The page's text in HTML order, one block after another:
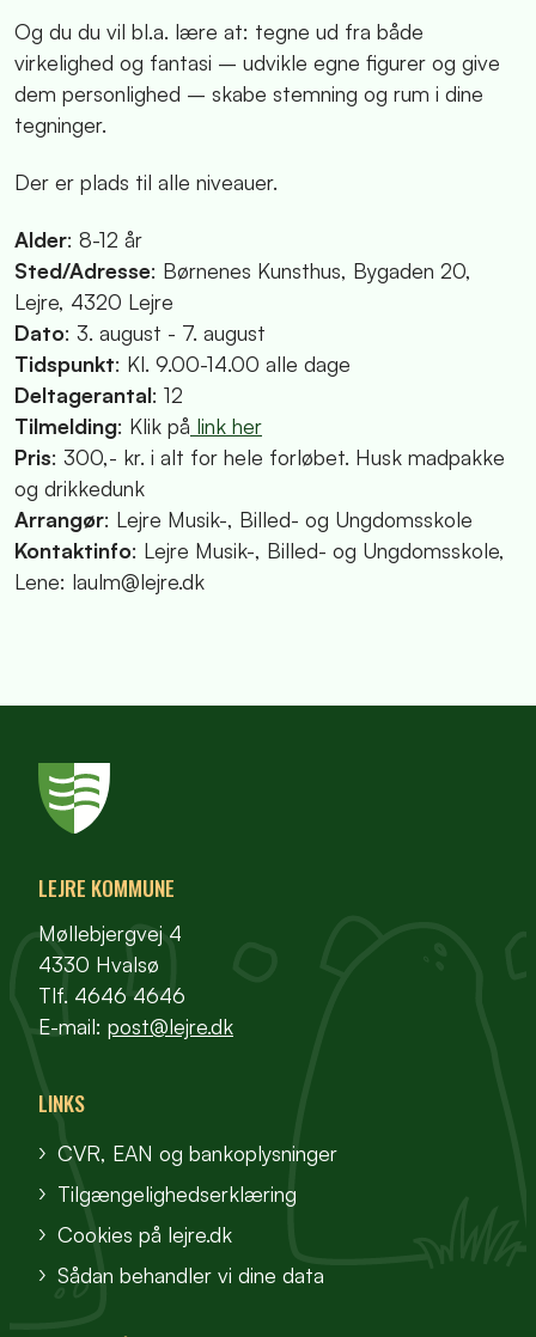
Og du du vil bl.a. lære at: tegne ud fra både
virkelighed og fantasi – udvikle egne figurer og give
dem personlighed – skabe stemning og rum i dine
tegninger.
Der er plads til alle niveauer.
Alder: 8-12 år
Sted/Adresse: Børnenes Kunsthus, Bygaden 20,
Lejre, 4320 Lejre
Dato: 3. august - 7. august
Tidspunkt: Kl. 9.00-14.00 alle dage
Deltagerantal: 12
Tilmelding: Klik på link her
Pris: 300,- kr. i alt for hele forløbet. Husk madpakke
og drikkedunk
Arrangør: Lejre Musik-, Billed- og Ungdomsskole
Kontaktinfo: Lejre Musik-, Billed- og Ungdomsskole,
Lene: laulm@lejre.dk
LEJRE KOMMUNE
Møllebjergvej 4
4330 Hvalsø
Tlf. 4646 4646
E-mail: post@lejre.dk
LINKS
CVR, EAN og bankoplysninger
Tilgængelighedserklæring
Cookies på lejre.dk
Sådan behandler vi dine data